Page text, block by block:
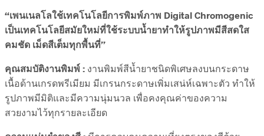
“เพนเนลโลใช้เทคโนโลยีการพิมพ์ภาพ Digital Chromogenic
เป็นเทคโนโลยีสมัยใหม่ที่ใช้ระบบน้ำยาทำให้รูปภาพมีสีสดใส
คมชัด เม็ดสีเต็มทุกพื้นที่”
คุณสมบัติงานพิมพ์ : งานพิมพ์สีน้ำยาชนิดพิเศษลงบนกระดาษ
เนื้อด้านเกรดพรีเมียม มีเกรนกระดาษเพิ่มเสน่ห์เฉพาะตัว ทำให้
รูปภาพมีมิติและมีความนุ่มนวล เพื่อคงคุณค่าของความ
สวยงามไว้ทุกรายละเอียด